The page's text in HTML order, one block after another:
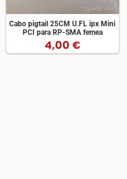
Cabo pigtail 25CM U.FL ipx Mini
PCI para RP-SMA femea
4,00 €